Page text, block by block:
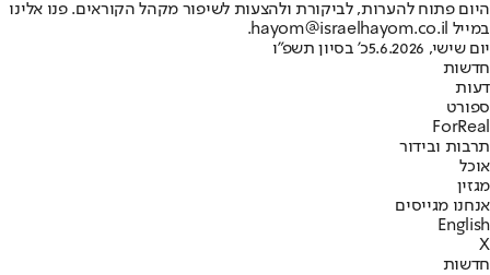
היום פתוח להערות, לביקורת ולהצעות לשיפור מקהל הקוראים. פנו אלינו
במייל hayom@israelhayom.co.il.
יום שישי, 5.6.2026
כ' בסיון תשפ"ו
חדשות
דעות
ספורט
ForReal
תרבות ובידור
אוכל
מגזין
אנחנו מגייסים
English
X
חדשות